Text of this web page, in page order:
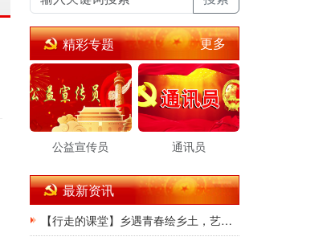
精彩专题 更多
公益宣传员 通讯员
最新资讯
【行走的课堂】乡遇青春绘乡土，艺笔赋能振兴路——齐鲁工业大学艺术设计学院"七彩烛光”服务队开展暑期文旅志愿服务(1)